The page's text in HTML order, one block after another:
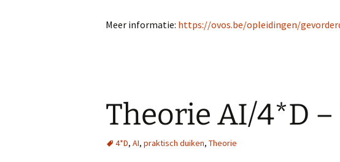
Meer informatie: https://ovos.be/opleidingen/
Theorie AI/4*D
4*D, AI, praktisch duiken, Theorie